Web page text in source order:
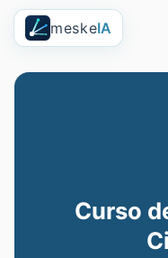
meskeIA
Curso